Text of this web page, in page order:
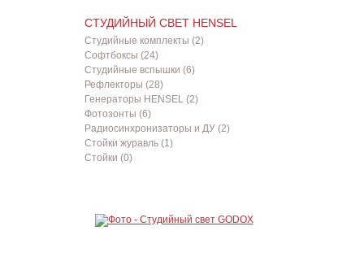
СТУДИЙНЫЙ СВЕТ HENSEL
Студийные комплекты (2)
Софтбоксы (24)
Студийные вспышки (6)
Рефлекторы (28)
Генераторы HENSEL (2)
Фотозонты (6)
Радиосинхронизаторы и ДУ (2)
Стойки журавль (1)
Стойки (0)